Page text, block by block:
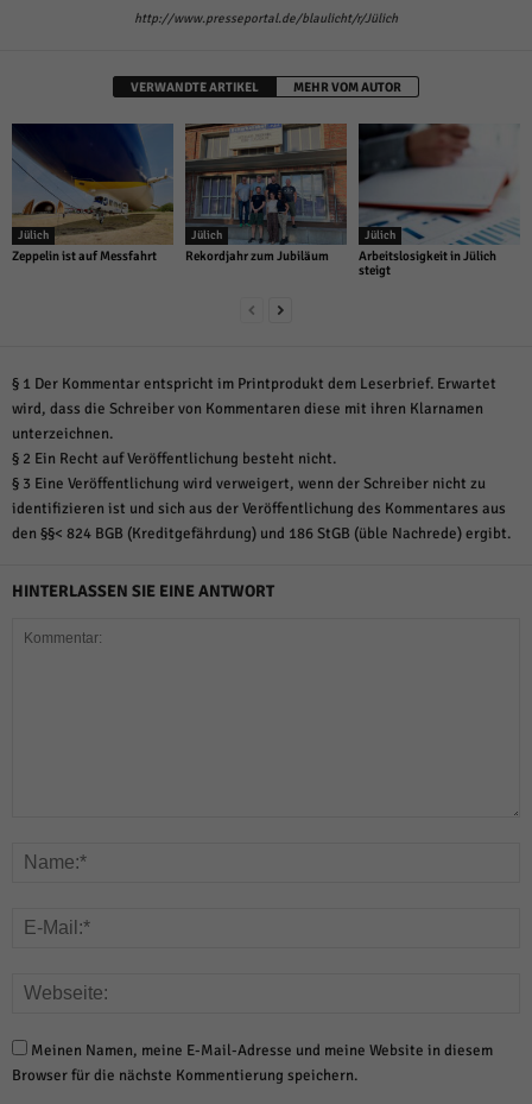
http://www.presseportal.de/blaulicht/r/Jülich
VERWANDTE ARTIKEL MEHR VOM AUTOR
Jülich
Zeppelin ist auf Messfahrt
Jülich
Rekordjahr zum Jubiläum
Jülich
Arbeitslosigkeit in Jülich
steigt
§ 1 Der Kommentar entspricht im Printprodukt dem Leserbrief. Erwartet
wird, dass die Schreiber von Kommentaren diese mit ihren Klarnamen
unterzeichnen.
§ 2 Ein Recht auf Veröffentlichung besteht nicht.
§ 3 Eine Veröffentlichung wird verweigert, wenn der Schreiber nicht zu
identifizieren ist und sich aus der Veröffentlichung des Kommentares aus
den §§< 824 BGB (Kreditgefährdung) und 186 StGB (üble Nachrede) ergibt.
HINTERLASSEN SIE EINE ANTWORT
Meinen Namen, meine E-Mail-Adresse und meine Website in diesem
Browser für die nächste Kommentierung speichern.